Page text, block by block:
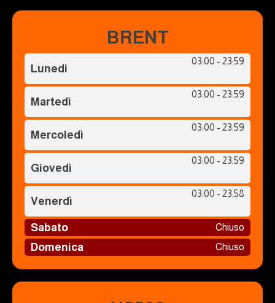
BRENT
Lunedi
03:00 - 23:59
Martedì
03:00 - 23:59
Mercoledì
03:00 - 23:59
Giovedì
03:00 - 23:59
Venerdì
03:00 - 23:58
Sabato Chiuso
Domenica Chiuso